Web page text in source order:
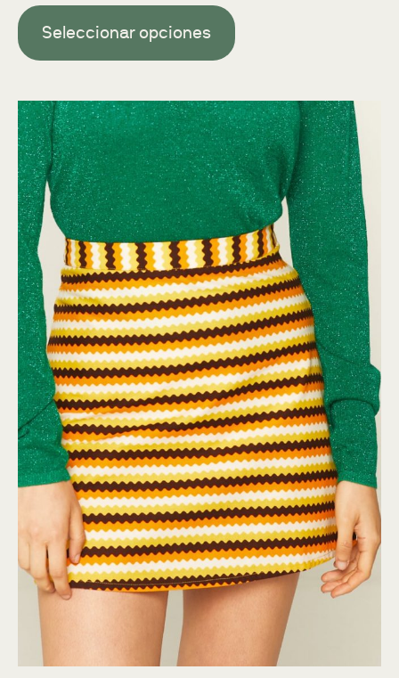
Seleccionar opciones